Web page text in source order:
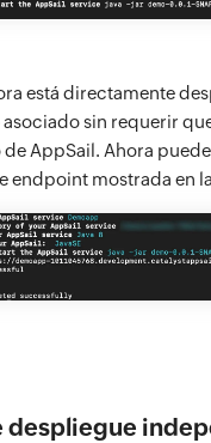
está directamente
sin requerir
AppSail. Ahora
endpoint mostrada en
despliegue